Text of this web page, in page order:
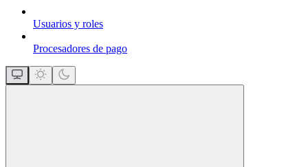
Usuarios y roles
Procesadores de pago